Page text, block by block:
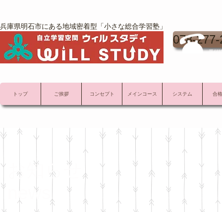
兵庫県明石市にある地域密着型「小さな総合学習塾」
078-
受付
トップ ご挨拶 コンセプト メインコース システム 合
お知らせ
news